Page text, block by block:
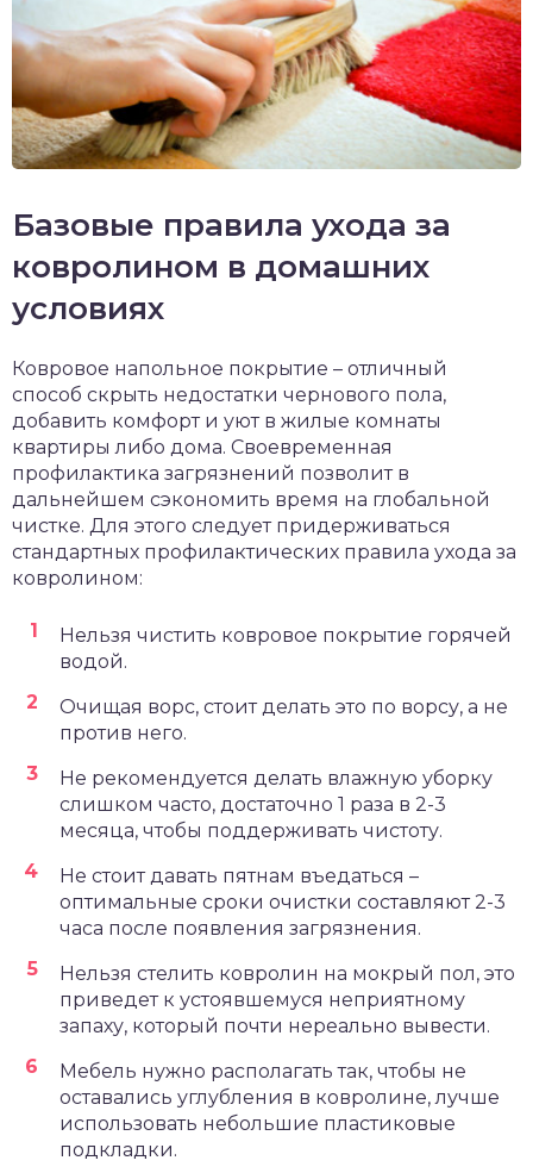
Базовые правила ухода за
ковролином в домашних
условиях
Ковровое напольное покрытие – отличный
способ скрыть недостатки чернового пола,
добавить комфорт и уют в жилые комнаты
квартиры либо дома. Своевременная
профилактика загрязнений позволит в
дальнейшем сэкономить время на глобальной
чистке. Для этого следует придерживаться
стандартных профилактических правила ухода за
ковролином:
Нельзя чистить ковровое покрытие горячей
водой.
Очищая ворс, стоит делать это по ворсу, а не
против него.
Не рекомендуется делать влажную уборку
слишком часто, достаточно 1 раза в 2-3
месяца, чтобы поддерживать чистоту.
Не стоит давать пятнам въедаться –
оптимальные сроки очистки составляют 2-3
часа после появления загрязнения.
Нельзя стелить ковролин на мокрый пол, это
приведет к устоявшемуся неприятному
запаху, который почти нереально вывести.
Мебель нужно располагать так, чтобы не
оставались углубления в ковролине, лучше
использовать небольшие пластиковые
подкладки.